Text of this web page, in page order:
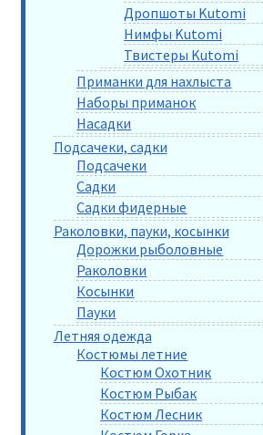
Дропшоты Kutomi
Нимфы Kutomi
Твистеры Kutomi
Приманки для нахлыста
Наборы приманок
Насадки
Подсачеки, садки
Подсачеки
Садки
Садки фидерные
Раколовки, пауки, косынки
Дорожки рыболовные
Раколовки
Косынки
Пауки
Летняя одежда
Костюмы летние
Костюм Охотник
Костюм Рыбак
Костюм Лесник